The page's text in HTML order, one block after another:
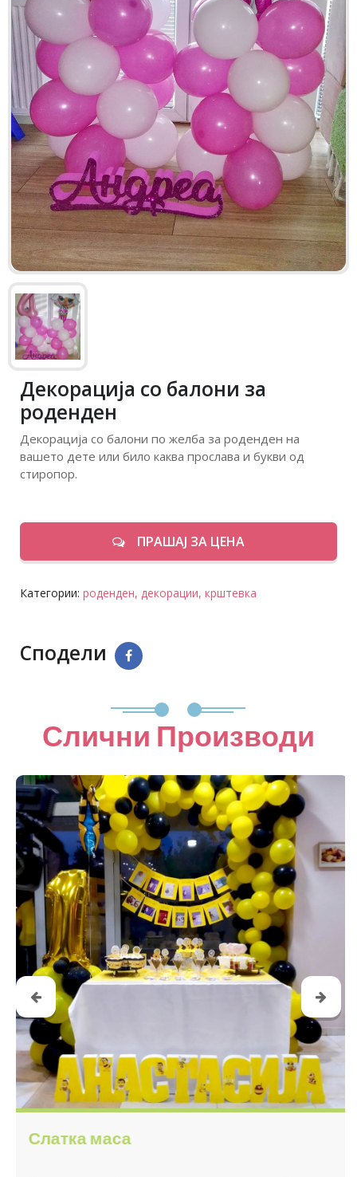
Декорација со балони за
роденден
Декорација со балони по желба за роденден на
вашето дете или било каква прослава и букви од
стиропор.
ПРАШАЈ ЗА ЦЕНА
Категории: роденден, декорации,крштевка
Сподели
Слични Производи
Слатка маса